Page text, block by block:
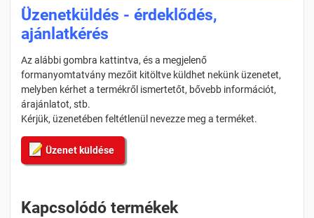
Üzenetküldés - érdeklődés,
ajánlatkérés
Az alábbi gombra kattintva, és a megjelenő
formanyomtatvány mezőit kitöltve küldhet nekünk üzenetet,
melyben kérhet a termékről ismertetőt, bővebb információt,
árajánlatot, stb.
Kérjük, üzenetében feltétlenül nevezze meg a terméket.
Üzenet küldése
Kapcsolódó termékek